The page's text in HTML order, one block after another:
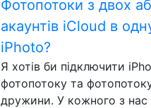
Фотопотоки з двох
акаунтів iCloud в
iPhoto?
Я хотів би підключити
фотопотоку та
дружини. У кожного з нас